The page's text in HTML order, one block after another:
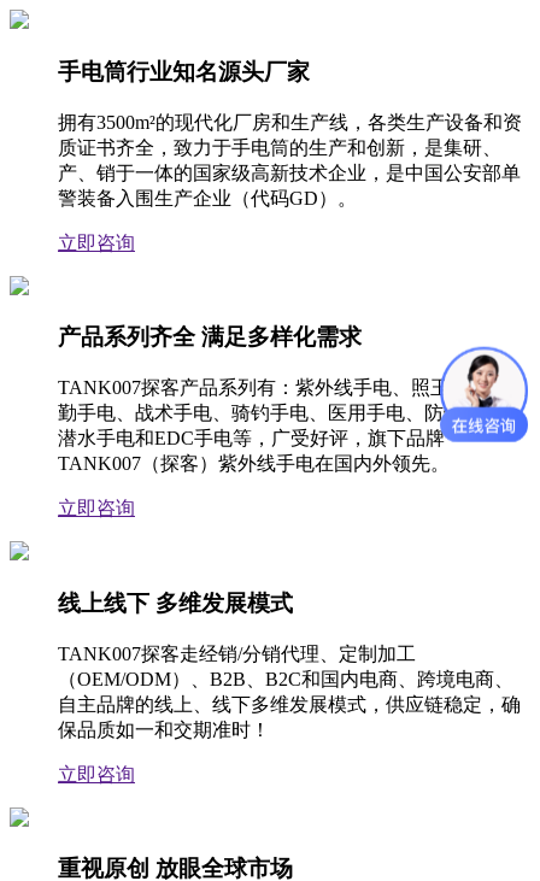
手电筒行业知名源头厂家
拥有3500m²的现代化厂房和生产线，各类生产设备和资
质证书齐全，致力于手电筒的生产和创新，是集研、
产、销于一体的国家级高新技术企业，是中国公安部单
警装备入围生产企业（代码GD）。
立即咨询
产品系列齐全 满足多样化需求
TANK007探客产品系列有：紫外线手电、照玉手电、执
勤手电、战术手电、骑钓手电、医用手电、防爆手电、
潜水手电和EDC手电等，广受好评，旗下品牌
TANK007（探客）紫外线手电在国内外领先。
立即咨询
线上线下 多维发展模式
TANK007探客走经销/分销代理、定制加工
（OEM/ODM）、B2B、B2C和国内电商、跨境电商、
自主品牌的线上、线下多维发展模式，供应链稳定，确
保品质如一和交期准时！
立即咨询
重视原创 放眼全球市场